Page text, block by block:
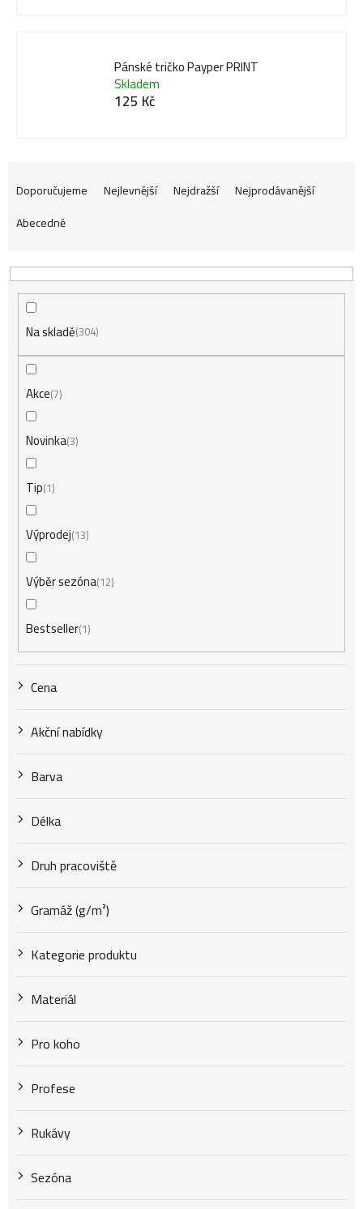
Pánské tričko Payper PRINT
Skladem
125 Kč
Ř
a
z
e
d
u
k
ů
Doporučujeme Nejlevnější Nejdražší
Nejprodávanější
Abecedně
Na skladě 304
Akce 7
Novinka3
Tip 1
Výprodej 13
Výběr sezóna 12
Bestseller 1
Cena
Akční nabídky
Barva
Délka
Druh pracoviště
Gramáž (g/m²)
Kategorie produktu
Materiál
Pro koho
Profese
Rukávy
Sezóna